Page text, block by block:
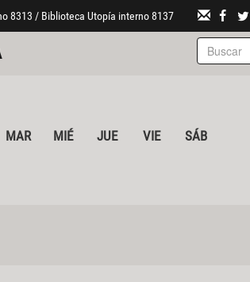
8313 / Biblioteca Utopía interno 8137
MAR MIÉ JUE VIE
SÁB